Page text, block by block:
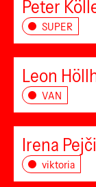
Peter
SUPER
Leon
VAN
Irena
viktoria